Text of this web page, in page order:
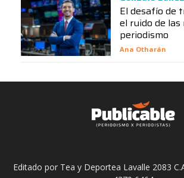
El desafío de
el ruido de
periodismo
Ana Otharán
Editado por Tea y Deportea Lavalle 2083